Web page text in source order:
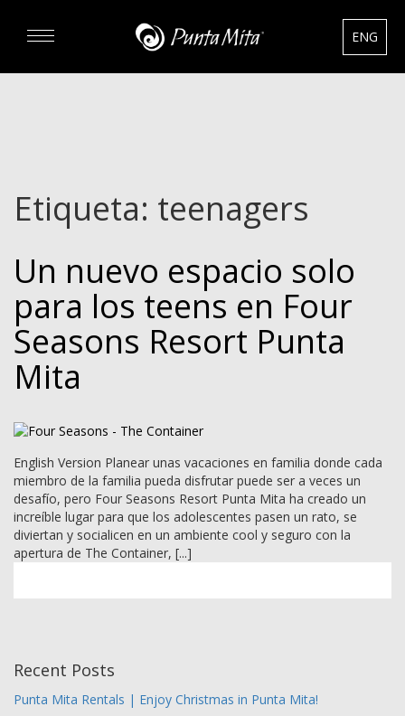
RENTAS
BIENES RAÍCES
HOTELES
ENG
Etiqueta: teenagers
Un nuevo espacio solo
para los teens en Four
Seasons Resort Punta
Mita
English Version Planear unas vacaciones en familia donde cada
miembro de la familia pueda disfrutar puede ser a veces un
desafío, pero Four Seasons Resort Punta Mita ha creado un
increíble lugar para que los adolescentes pasen un rato, se
diviertan y socialicen en un ambiente cool y seguro con la
apertura de The Container, [...]
Recent Posts
Punta Mita Rentals | Enjoy Christmas in Punta Mita!